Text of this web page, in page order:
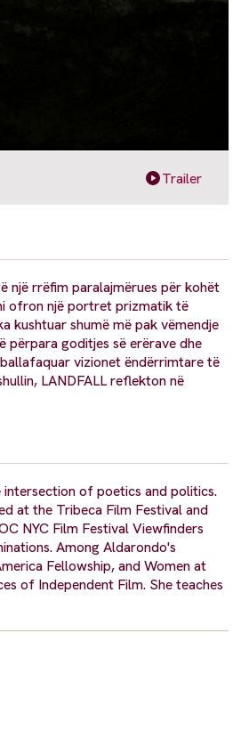
Trailer
një rrëfim paralajmërues për kohët
ofron një portret prizmatik të
kushtuar shumë më pak vëmendje
përpara goditjes së erërave dhe
vizionet ëndërrimtare të
LANDFALL reflekton në
of poetics and politics.
at the Tribeca Film Festival and
NYC Film Festival Viewfinders
Among Aldarondo's
Fellowship, and Women at
of Independent Film. She teaches